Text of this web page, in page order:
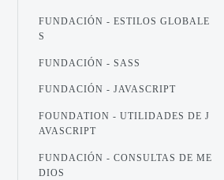
FUNDACIÓN - ESTILOS GLOBALE
S
FUNDACIÓN - SASS
FUNDACIÓN - JAVASCRIPT
FOUNDATION - UTILIDADES DE J
AVASCRIPT
FUNDACIÓN - CONSULTAS DE ME
DIOS